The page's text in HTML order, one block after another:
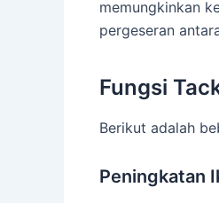
memungkinkan
pergeseran
Fungsi
Berikut adalah
Peningkatan